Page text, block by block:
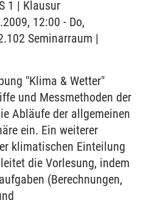
1 | Klausur
12:00 - Do,
Seminarraum |
"Klima & Wetter"
und Messmethoden der
Abläufe der allgemeinen
ein. Ein weiterer
klimatischen Einteilung
die Vorlesung, indem
(Berechnungen,